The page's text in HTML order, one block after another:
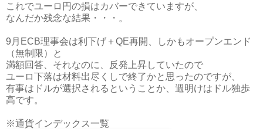
これでユーロ円の損はカバーできていますが、
なんだか残念な結果・・・。
9月ECB理事会は利下げ＋QE再開、しかもオープンエンド
（無制限）と
満額回答、それなのに、反発上昇していたので
ユーロ下落は材料出尽くしで終了かと思ったのですが、
有事はドルが選択されるということか、週明けはドル独歩
高です。
※通貨インデックス一覧